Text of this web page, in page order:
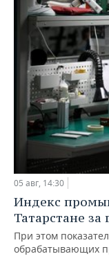
05 авг, 14:30
Индекс
Татарстане за
При этом
обрабатывающих